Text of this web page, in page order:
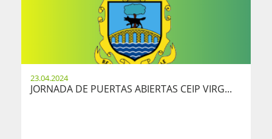
23.04.2024
JORNADA DE PUERTAS ABIERTAS CEIP VIRG...